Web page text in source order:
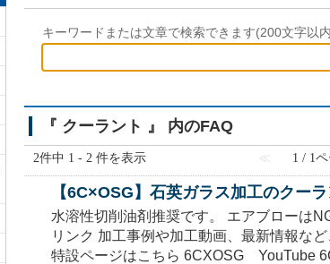
キーワードまたは文章で検索できます(200文字以
『 クーラント 』 内のFAQ
2件中 1 - 2 件を表示 ≪ 1 / 1
【6C×OSG】石英ガラス加工のクー
水溶性切削油剤推奨です。 エアブローは
リンク 加工事例や加工動画、最新情報な
特設ページはこちら 6CXOSG YouTube